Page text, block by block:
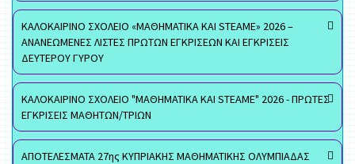
ΚΑΛΟΚΑΙΡΙΝΟ ΣΧΟΛΕΙΟ «ΜΑΘΗΜΑΤΙΚΑ ΚΑΙ STEAME» 2026 –
ΑΝΑΝΕΩΜΕΝΕΣ ΛΙΣΤΕΣ ΠΡΩΤΩΝ ΕΓΚΡΙΣΕΩΝ ΚΑΙ ΕΓΚΡΙΣΕΙΣ
ΔΕΥΤΕΡΟΥ ΓΥΡΟΥ
ΚΑΛΟΚΑΙΡΙΝΟ ΣΧΟΛΕΙΟ "ΜΑΘΗΜΑΤΙΚΑ ΚΑΙ STEAME" 2026 - ΠΡΩΤΕΣ
ΕΓΚΡΙΣΕΙΣ ΜΑΘΗΤΩΝ/ΤΡΙΩΝ
ΑΠΟΤΕΛΕΣΜΑΤΑ 27ης ΚΥΠΡΙΑΚΗΣ ΜΑΘΗΜΑΤΙΚΗΣ ΟΛΥΜΠΙΑΔΑΣ